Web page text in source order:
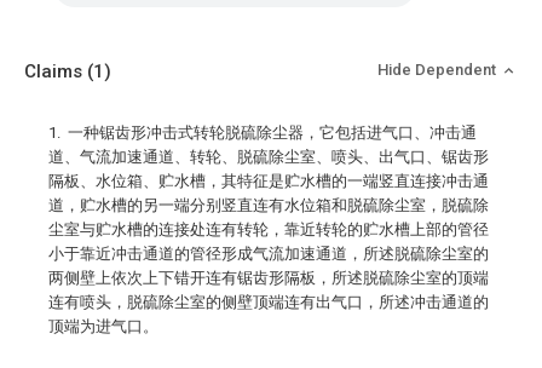
Claims (1) Hide Dependent
1. 一种锯齿形冲击式转轮脱硫除尘器，它包括进气口、冲击通
道、气流加速通道、转轮、脱硫除尘室、喷头、出气口、锯齿形
隔板、水位箱、贮水槽，其特征是贮水槽的一端竖直连接冲击通
道，贮水槽的另一端分别竖直连有水位箱和脱硫除尘室，脱硫除
尘室与贮水槽的连接处连有转轮，靠近转轮的贮水槽上部的管径
小于靠近冲击通道的管径形成气流加速通道，所述脱硫除尘室的
两侧壁上依次上下错开连有锯齿形隔板，所述脱硫除尘室的顶端
连有喷头，脱硫除尘室的侧壁顶端连有出气口，所述冲击通道的
顶端为进气口。